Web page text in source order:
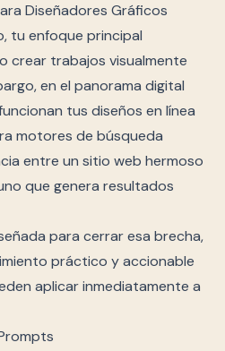
Diseñadores Gráficos
tu enfoque principal
crear trabajos visualmente
en el panorama digital
tus diseños en línea
motores de búsqueda
entre un sitio web hermoso
que genera resultados
para cerrar esa brecha,
práctico y accionable
aplicar inmediatamente a